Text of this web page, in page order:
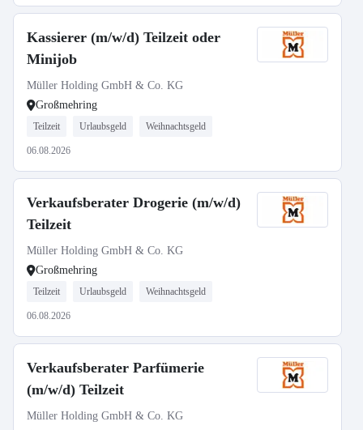
Kassierer (m/w/d) Teilzeit oder
Minijob
Müller Holding GmbH & Co. KG
Großmehring
Teilzeit Urlaubsgeld Weihnachtsgeld
06.08.2026
Verkaufsberater Drogerie (m/w/d)
Teilzeit
Müller Holding GmbH & Co. KG
Großmehring
Teilzeit Urlaubsgeld Weihnachtsgeld
06.08.2026
Verkaufsberater Parfümerie
(m/w/d) Teilzeit
Müller Holding GmbH & Co. KG